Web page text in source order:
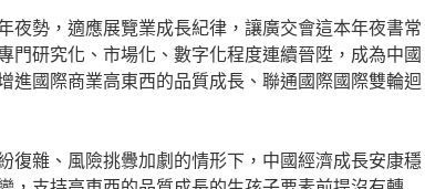
夜勢，適應展覽業成長紀律，讓廣交會這本年夜書常
門研究化、市場化、數字化程度連續晉陞，成為中國
進國際商業高東西的品質成長、聯通國際國際雙輪迴
復雜、風險挑釁加劇的情形下，中國經濟成長安康穩